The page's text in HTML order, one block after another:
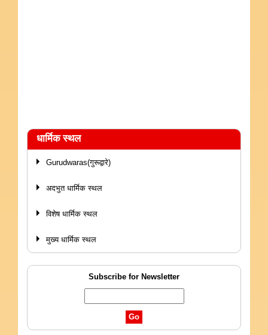
धार्मिक स्थल
Gurudwaras(गुरूद्वारे)
अदभुत धार्मिक स्थल
विशेष धार्मिक स्थल
मुख्य धार्मिक स्थल
Subscribe for Newsletter